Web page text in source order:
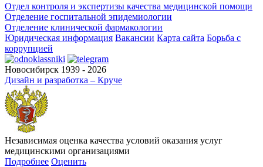
Отдел контроля и экспертизы качества медицинской помощи
Отделение госпитальной эпидемиологии
Отделение клинической фармакологии
Юридическая информация Вакансии Карта сайта Борьба с
коррупцией
Новосибирск 1939 - 2026
Дизайн и разработка – Круче
Независимая оценка качества условий оказания услуг
медицинскими организациями
Подробнее Оценить